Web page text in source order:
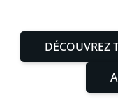
DÉCOUVREZ